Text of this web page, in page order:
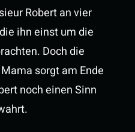
Robert an vier
ihn einst um die
Doch die
sorgt am Ende
noch einen Sinn